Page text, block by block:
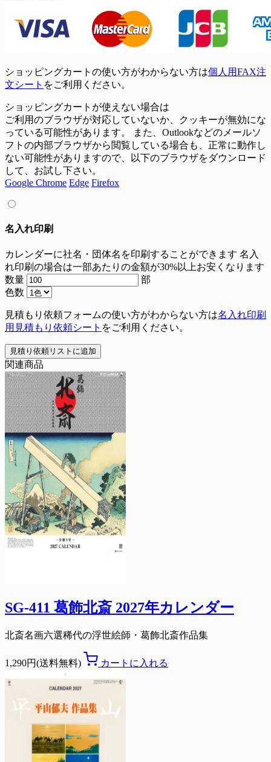
ショッピングカートの使い方がわからない方は個人用FAX注
文シート をご利用ください。
ショッピングカートが使えない場合は
ご利用のブラウザが対応していないか、クッキーが無効にな
っている可能性があります。 また、Outlookなどのメールソ
フトの内部ブラウザから閲覧している場合も、正常に動作し
ない可能性がありますので、以下のブラウザをダウンロード
して、お試し下さい。
Google Chrome Edge Firefox
名入れ印刷
カレンダーに社名・団体名を印刷することができます 名入
れ印刷の場合は一部あたりの金額が30%以上お安くなります
数量
部
色数
見積もり依頼フォームの使い方がわからない方は名入れ印刷
用見積もり依頼シート をご利用ください。
見積り依頼リストに追加
関連商品
SG-411 葛飾北斎 2027年カレンダー
北斎名画六選稀代の浮世絵師・葛飾北斎作品集
1,290円(送料無料) カートに入れる